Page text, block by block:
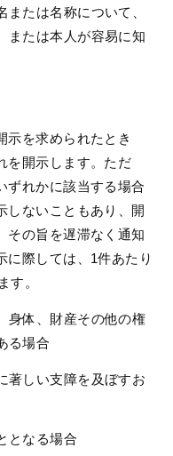
たは名称について、
または本人が容易に知
示を求められたとき
を開示します。ただ
ずれかに該当する場合
しないこともあり、開
その旨を遅滞なく通知
に際しては、1件あたり
す。
身体、財産その他の権
る場合
著しい支障を及ぼすお
となる場合